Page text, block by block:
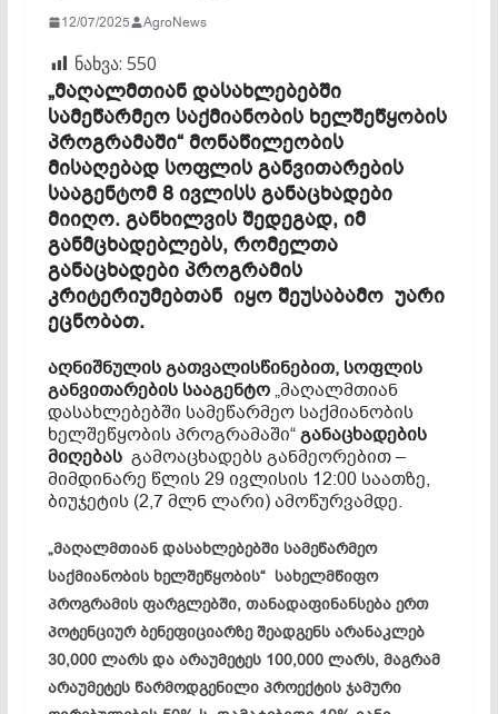
12/07/2025 AgroNews
ნახვა: 550
„მაღალმთიან დასახლებებში
სამეწარმეო საქმიანობის ხელშეწყობის
პროგრამაში“ მონაწილეობის
მისაღებად სოფლის განვითარების
სააგენტომ 8 ივლისს განაცხადები
მიიღო. განხილვის შედეგად, იმ
განმცხადებლებს, რომელთა
განაცხადები პროგრამის
კრიტერიუმებთან იყო შეუსაბამო უარი
ეცნობათ.
აღნიშნულის გათვალისწინებით, სოფლის
განვითარების სააგენტო„მაღალმთიან
დასახლებებში სამეწარმეო საქმიანობის
ხელშეწყობის პროგრამაში“განაცხადების
მიღებას გამოაცხადებს განმეორებით –
მიმდინარე წლის 29 ივლისის 12:00 საათზე,
ბიუჯეტის (2,7 მლნ ლარი) ამოწურვამდე.
„მაღალმთიან დასახლებებში სამეწარმეო
საქმიანობის ხელშეწყობის“ სახელმწიფო
პროგრამის ფარგლებში, თანადაფინანსება ერთ
პოტენციურ ბენეფიციარზე შეადგენს არანაკლებ
30,000 ლარს და არაუმეტეს 100,000 ლარს, მაგრამ
არაუმეტეს წარმოდგენილი პროექტის ჯამური